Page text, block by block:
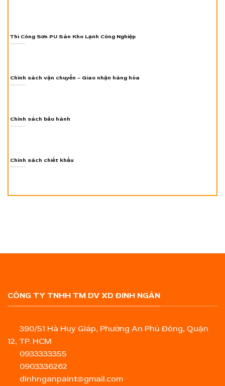
Thi Công Sơn PU Sàn Kho Lạnh Công Nghiệp
Chính sách vận chuyển – Giao nhận hàng hóa
Chính sách bảo hành
Chính sách chiết khấu
CÔNG TY TNHH TM DV XD ĐINH NGÂN
390/51 Hà Huy Giáp, Phường An Phú Đông, Quận
12, TP. HCM
0933333355
0903336262
dinhnganpaint@gmail.com